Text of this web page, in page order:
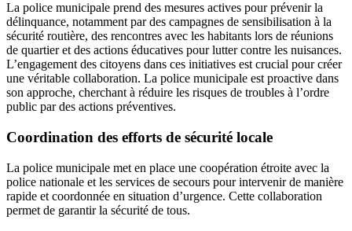
La police municipale prend des mesures actives pour prévenir la
délinquance, notamment par des campagnes de sensibilisation à la
sécurité routière, des rencontres avec les habitants lors de réunions
de quartier et des actions éducatives pour lutter contre les nuisances.
L’engagement des citoyens dans ces initiatives est crucial pour créer
une véritable collaboration. La police municipale est proactive dans
son approche, cherchant à réduire les risques de troubles à l’ordre
public par des actions préventives.
Coordination des efforts de sécurité locale
La police municipale met en place une coopération étroite avec la
police nationale et les services de secours pour intervenir de manière
rapide et coordonnée en situation d’urgence. Cette collaboration
permet de garantir la sécurité de tous.